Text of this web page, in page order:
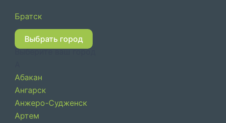
содержимому
Братск
Выбрать город
Выберите ваш город
Абакан
Ангарск
Анжеро-Судженск
Артем